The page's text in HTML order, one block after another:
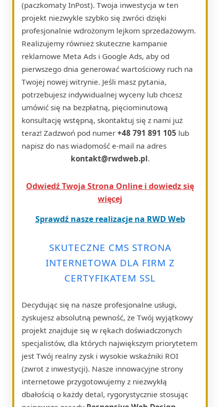
(paczkomaty InPost). Twoja inwestycja w ten
projekt niezwykle szybko się zwróci dzięki
profesjonalnie wdrożonym lejkom sprzedażowym.
Realizujemy również skuteczne kampanie
reklamowe Meta Ads i Google Ads, aby od
pierwszego dnia generować wartościowy ruch na
Twojej nowej witrynie. Jeśli masz pytania,
potrzebujesz indywidualnej wyceny lub chcesz
umówić się na bezpłatną, pięciominutową
konsultację wstępną, skontaktuj się z nami już
teraz! Zadzwoń pod numer +48 791 891 105 lub
napisz do nas wiadomość e-mail na adres
kontakt@rwdweb.pl.
Odwiedź Twoja Strona Online i dowiedz się
więcej
Sprawdź nasze realizacje na RWD Web
SKUTECZNE CMS STRONA
INTERNETOWA DLA FIRM Z
CERTYFIKATEM SSL
Decydując się na nasze profesjonalne usługi,
zyskujesz absolutną pewność, że Twój wyjątkowy
projekt znajduje się w rękach doświadczonych
specjalistów, dla których największym priorytetem
jest Twój realny zysk i wysokie wskaźniki ROI
(zwrot z inwestycji). Nasze innowacyjne strony
internetowe przygotowujemy z niezwykłą
dbałością o każdy detal, rygorystycznie stosując